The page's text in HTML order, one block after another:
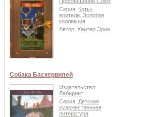
Серия: Коты-
воители. Золотая
коллекция
Автор: Хантер Эрин
Собака Баскервилей
Издательство:
Лабиринт
Серия: Детская
художественная
литература